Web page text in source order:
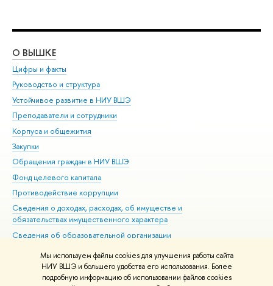
Мы используем файлы cookies для улучшения работы сайта
НИУ ВШЭ и большего удобства его использования. Более
подробную информацию об использовании файлов cookies
О ВЫШКЕ
Цифры и факты
Руководство и структура
Устойчивое развитие в НИУ ВШЭ
Преподаватели и сотрудники
Корпуса и общежития
Закупки
Обращения граждан в НИУ ВШЭ
Фонд целевого капитала
Противодействие коррупции
Сведения о доходах, расходах, об имуществе и
обязательствах имущественного характера
Сведения об образовательной организации
Людям с ограниченными возможностями здоровья
Единая платежная страница
Работа в Вышке